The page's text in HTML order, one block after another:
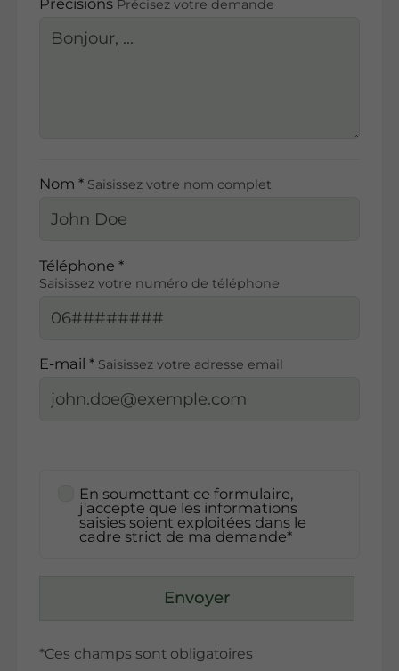
Précisez votre demande
Nom * Saisissez votre nom complet
Téléphone *
Saisissez votre numéro de téléphone
E-mail * Saisissez votre adresse email
En soumettant ce formulaire,
j'accepte que les informations
saisies soient exploitées dans le
cadre strict de ma demande*
Envoyer
*Ces champs sont obligatoires